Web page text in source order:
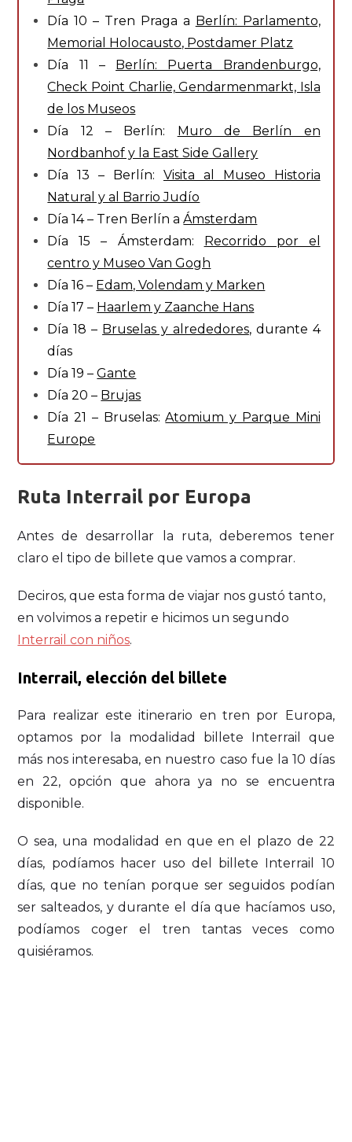
Día 10 – Tren Praga a Berlín: Parlamento,
Memorial Holocausto, Postdamer Platz
Día 11 –
Berlín: Puerta Brandenburgo,
Check Point Charlie, Gendarmenmarkt, Isla
de los Museos
Día 12 – Berlín:
Muro de Berlín en
Nordbanhof y la East Side Gallery
Día 13 – Berlín: Visita al Museo Historia
Natural y al Barrio Judío
Día 14 – Tren Berlín aÁmsterdam
Día 15 – Ámsterdam:
Recorrido por el
centro y Museo Van Gogh
Día 16 – Edam, Volendam y Marken
Día 17 – Haarlem y Zaanche Hans
Día 18 – Bruselas y alrededores, durante 4
días
Día 19 –Gante
Día 20 – Brujas
Día 21 – Bruselas:Atomium y Parque Mini
Europe
Ruta Interrail por Europa
Antes de desarrollar la ruta, deberemos tener
claro el tipo de billete que vamos a comprar.
Deciros, que esta forma de viajar nos gustó tanto,
en volvimos a repetir e hicimos un segundo
Interrail con niños.
Interrail, elección del billete
Para realizar este itinerario en tren por Europa,
optamos por la modalidad billete Interrail que
más nos interesaba, en nuestro caso fue la 10 días
en 22, opción que ahora ya no se encuentra
disponible.
O sea, una modalidad en que en el plazo de 22
días, podíamos hacer uso del billete Interrail 10
días, que no tenían porque ser seguidos podían
ser salteados, y durante el día que hacíamos uso,
podíamos coger el tren tantas veces como
quisiéramos.